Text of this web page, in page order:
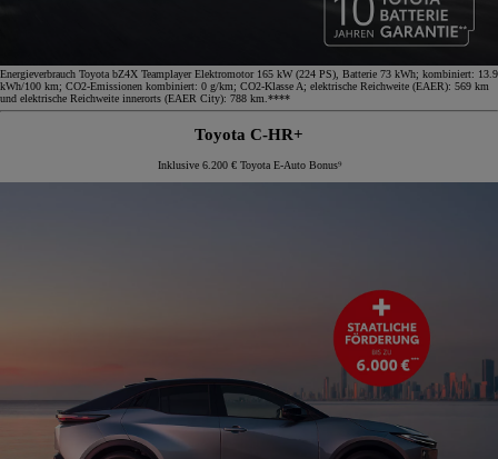
Energieverbrauch Toyota bZ4X Teamplayer Elektromotor 165 kW (224 PS), Batterie 73 kWh; kombiniert: 13.9
kWh/100 km; CO2-Emissionen kombiniert: 0 g/km; CO2-Klasse A; elektrische Reichweite (EAER): 569 km
und elektrische Reichweite innerorts (EAER City): 788 km.****
Toyota C-HR+
Inklusive 6.200 € Toyota E-Auto Bonus⁹